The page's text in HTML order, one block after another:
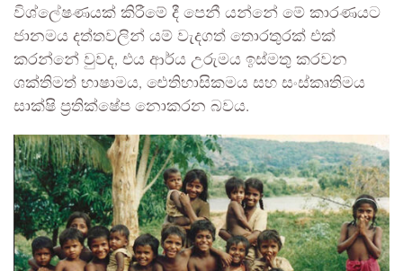
විශ්ලේෂණයක් කිරීමේ දී පෙනී යන්නේ මේ කාරණයට
ජානමය දත්තවලින් යම් වැදගත් තොරතුරක් එක්
කරන්නේ වුවද, එය ආර්ය උරුමය ඉස්මතු කරවන
ශක්තිමත් භාෂාමය, ඓතිහාසිකමය සහ සංස්කෘතිමය
සාක්ෂි ප්‍රතික්ෂේප නොකරන බවය.